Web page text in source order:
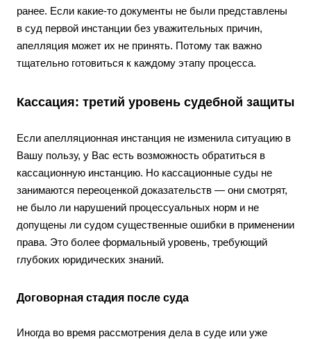
ранее. Если какие-то документы не были представлены
в суд первой инстанции без уважительных причин,
апелляция может их не принять. Потому так важно
тщательно готовиться к каждому этапу процесса.
Кассация: третий уровень судебной защиты
Если апелляционная инстанция не изменила ситуацию в
Вашу пользу, у Вас есть возможность обратиться в
кассационную инстанцию. Но кассационные суды не
занимаются переоценкой доказательств — они смотрят,
не было ли нарушений процессуальных норм и не
допущены ли судом существенные ошибки в применении
права. Это более формальный уровень, требующий
глубоких юридических знаний.
Договорная стадия после суда
Иногда во время рассмотрения дела в суде или уже